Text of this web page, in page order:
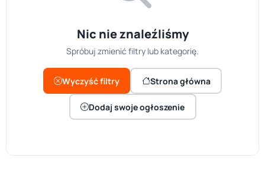
Nic nie znaleźliśmy
Spróbuj zmienić filtry lub kategorię.
Wyczyść filtry Strona główna
Dodaj swoje ogłoszenie